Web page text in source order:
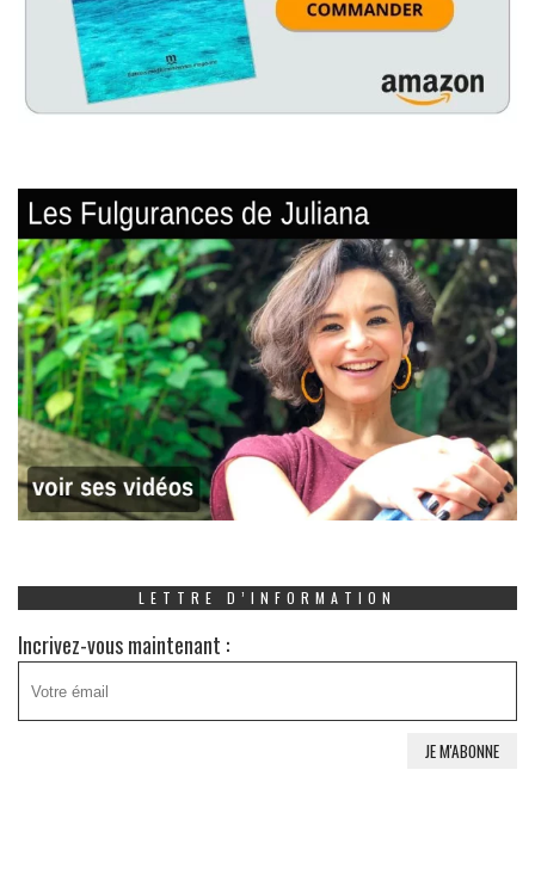
LETTRE D’INFORMATION
Incrivez-vous maintenant :